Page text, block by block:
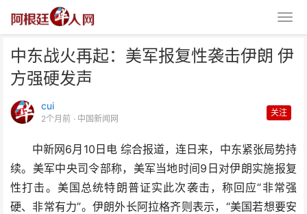
中东战火再起：美军报复性袭击伊朗 伊
方强硬发声
cui
2个月前 · 中国新闻网
关注
中新网6月10日电 综合报道，连日来，中东紧张局势持
续。美军中央司令部称，美军当地时间9日对伊朗实施报复
性打击。美国总统特朗普证实此次袭击，称回应“非常强
硬、非常有力”。伊朗外长阿拉格齐则表示，“美国若想要安
中东战火再起：美军报复性袭击伊
朗 伊方强硬发声